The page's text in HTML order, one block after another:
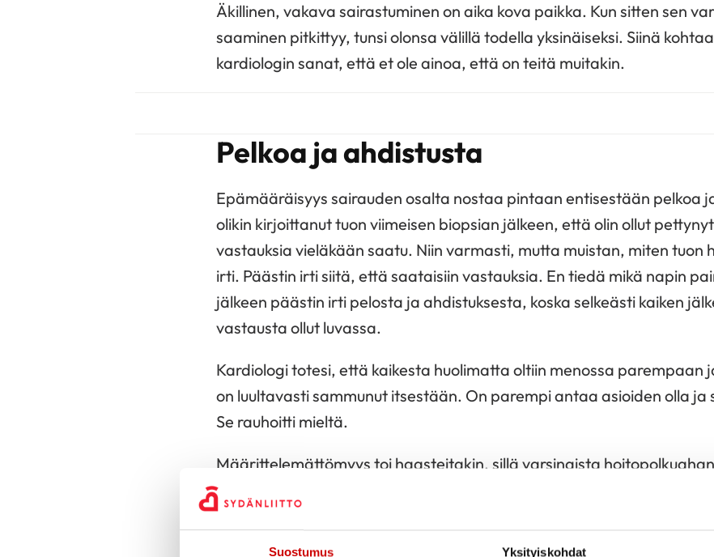
Suostumus Yksityiskohdat
Äkillinen, vakava sairastuminen on aika kova paikka. Kun sitten sen
saaminen pitkittyy, tunsi olonsa välillä todella yksinäiseksi. Siinä
kardiologin sanat, että et ole ainoa, että on teitä muitakin.
Pelkoa ja ahdistusta
Epämääräisyys sairauden osalta nostaa pintaan entisestään pelkoa
olikin kirjoittanut tuon viimeisen biopsian jälkeen, että olin ollut
vastauksia vieläkään saatu. Niin varmasti, mutta muistan, miten tuon
irti. Päästin irti siitä, että saataisiin vastauksia. En tiedä mikä napin
jälkeen päästin irti pelosta ja ahdistuksesta, koska selkeästi kaiken
vastausta ollut luvassa.
Kardiologi totesi, että kaikesta huolimatta oltiin menossa parempaan
on luultavasti sammunut itsestään. On parempi antaa asioiden olla
Se rauhoitti mieltä.
Määrittelemättömyys toi haasteitakin, sillä varsinaista
aktiivisen tutkimisen jälkeen, kävin parin, kolmen kuukauden välein
niistä vastaukset. Jossain kohtaa kontrollikokeidenkin väliä